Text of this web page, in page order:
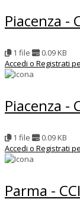
Piacenza -
1 file
0.09 KB
Accedi o Registrati
Piacenza -
1 file
0.09 KB
Accedi o Registrati
Parma -